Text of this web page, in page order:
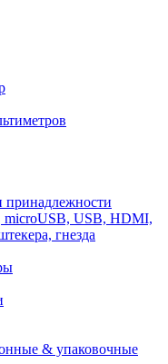
microUSB, USB, HDMI,
гнезда
& упаковочные